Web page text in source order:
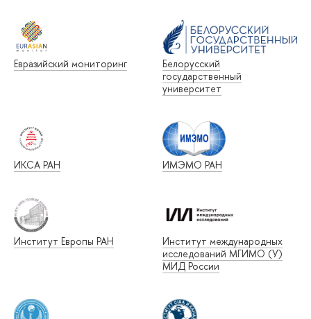
Евразийский мониторинг
Белорусский
государственный
университет
ИКСА РАН ИМЭМО РАН
Институт Европы РАН
Институт международных
исследований МГИМО (У)
МИД России